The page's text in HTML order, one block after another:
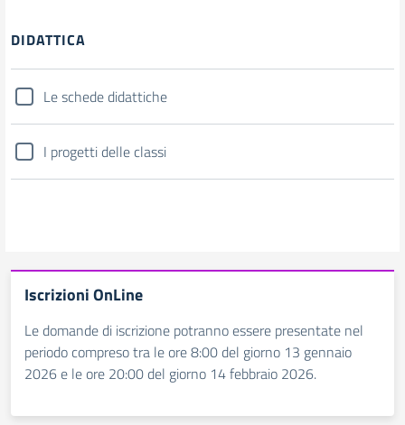
DIDATTICA
Le schede didattiche
I progetti delle classi
Iscrizioni OnLine
Le domande di iscrizione potranno essere presentate nel
periodo compreso tra le ore 8:00 del giorno 13 gennaio
2026 e le ore 20:00 del giorno 14 febbraio 2026.